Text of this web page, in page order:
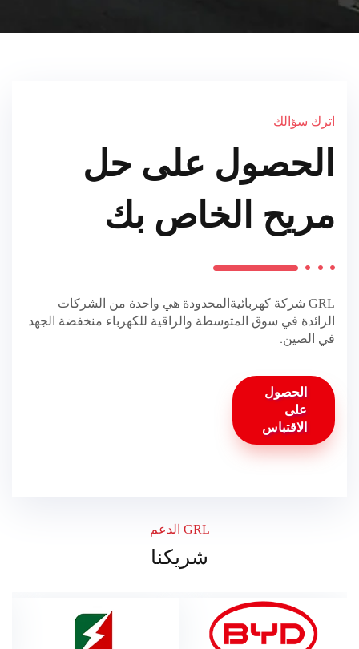
اترك سؤالك
الحصول على حل
مريح الخاص بك
GRL شركة كهربائيةالمحدودة هي واحدة من الشركات
الرائدة في سوق المتوسطة والراقية للكهرباء منخفضة الجهد
في الصين.
الحصول
على
الاقتباس
GRL الدعم
شريكنا